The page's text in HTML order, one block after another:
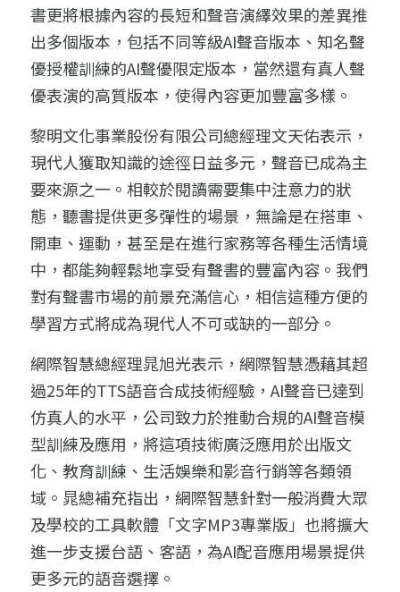
軟體訂閱／付費會員服務條款
隱私權政策
書更將根據內容的長短和聲音演繹效果的差異推
出多個版本，包括不同等級AI聲音版本、知名聲
優授權訓練的AI聲優限定版本，當然還有真人聲
優表演的高質版本，使得內容更加豐富多樣。
黎明文化事業股份有限公司總經理文天佑表示，
現代人獲取知識的途徑日益多元，聲音已成為主
要來源之一。相較於閱讀需要集中注意力的狀
態，聽書提供更多彈性的場景，無論是在搭車、
開車、運動，甚至是在進行家務等各種生活情境
中，都能夠輕鬆地享受有聲書的豐富內容。我們
對有聲書市場的前景充滿信心，相信這種方便的
學習方式將成為現代人不可或缺的一部分。
網際智慧總經理晁旭光表示，網際智慧憑藉其超
過25年的TTS語音合成技術經驗，AI聲音已達到
仿真人的水平，公司致力於推動合規的AI聲音模
型訓練及應用，將這項技術廣泛應用於出版文
化、教育訓練、生活娛樂和影音行銷等各類領
域。晁總補充指出，網際智慧針對一般消費大眾
及學校的工具軟體「文字MP3專業版」也將擴大
進一步支援台語、客語，為AI配音應用場景提供
更多元的語音選擇。